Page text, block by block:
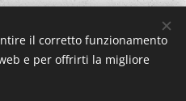
dalla L.124/2017 (commi da
nel corso del 2020, gli
RNA sez.trasparenza"
il corretto funzionamento
e per offrirti la migliore